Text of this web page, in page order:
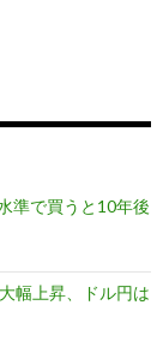
準で買うと10年後
幅上昇、ドル円は